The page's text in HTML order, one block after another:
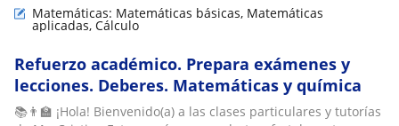
Matemáticas: Matemáticas básicas, Matemáticas
aplicadas, Cálculo
Refuerzo académico. Prepara exámenes y
lecciones. Deberes. Matemáticas y química
📚👨‍🏫 ¡Hola! Bienvenido(a) a las clases particulares y tutorías